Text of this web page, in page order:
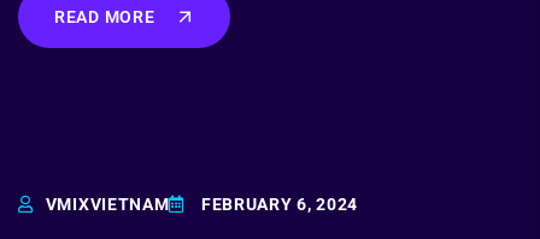
READ MORE
VMIXVIETNAM FEBRUARY 6, 2024